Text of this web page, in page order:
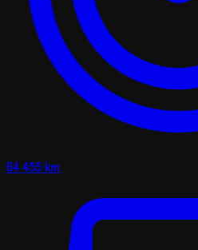
64 455 km